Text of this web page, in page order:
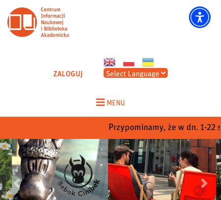
CINIBA - Strona główna
ZALOGUJ
MENU
Przypominamy, że w dn. 1-22
Poprzedni